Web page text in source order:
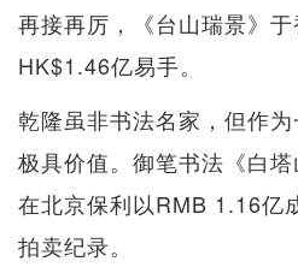
再接再厉，《台山瑞景》
HK$1.46亿易手。
乾隆虽非书法名家，但作
极具价值。御笔书法《白
在北京保利以RMB 1.16亿
拍卖纪录。